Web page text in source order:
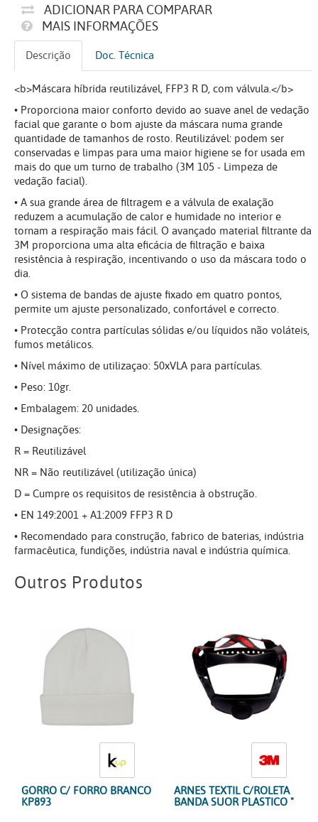
ADICIONAR PARA COMPARAR
MAIS INFORMAÇÕES
Descrição Doc. Técnica
<b>Máscara híbrida reutilizável, FFP3 R D, com válvula.</b>
• Proporciona maior conforto devido ao suave anel de vedação
facial que garante o bom ajuste da máscara numa grande
quantidade de tamanhos de rosto. Reutilizável: podem ser
conservadas e limpas para uma maior higiene se for usada em
mais do que um turno de trabalho (3M 105 - Limpeza de
vedação facial).
• A sua grande área de filtragem e a válvula de exalação
reduzem a acumulação de calor e humidade no interior e
tornam a respiração mais fácil. O avançado material filtrante da
3M proporciona uma alta eficácia de filtração e baixa
resistência à respiração, incentivando o uso da máscara todo o
dia.
• O sistema de bandas de ajuste fixado em quatro pontos,
permite um ajuste personalizado, confortável e correcto.
• Protecção contra partículas sólidas e/ou líquidos não voláteis,
fumos metálicos.
• Nível máximo de utilizaçao: 50xVLA para partículas.
• Peso: 10gr.
• Embalagem: 20 unidades.
• Designações:
R = Reutilizável
NR = Não reutilizável (utilização única)
D = Cumpre os requisitos de resistência à obstrução.
• EN 149:2001 + A1:2009 FFP3 R D
• Recomendado para construção, fabrico de baterias, indústria
farmacêutica, fundições, indústria naval e indústria química.
Outros Produtos
GORRO C/ FORRO BRANCO
KP893
ARNES TEXTIL C/ROLETA
BANDA SUOR PLASTICO "